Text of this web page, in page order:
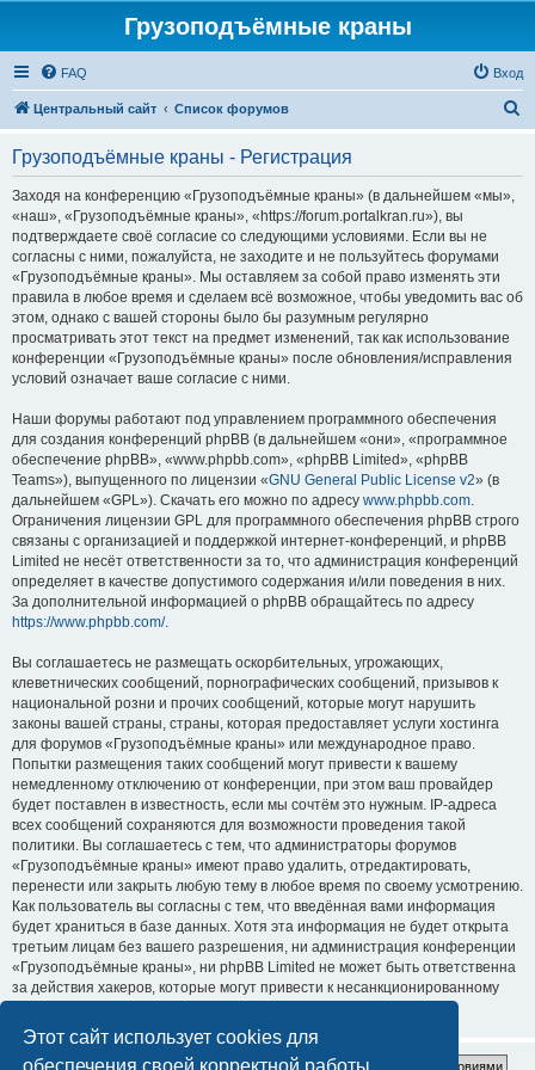
Этот сайт использует cookies для
обеспечения своей корректной работы.
Грузоподъёмные краны
FAQ Вход
Центральный сайт Список форумов
Грузоподъёмные краны - Регистрация
Заходя на конференцию «Грузоподъёмные краны» (в дальнейшем «мы»,
«наш», «Грузоподъёмные краны», «https://forum.portalkran.ru»), вы
подтверждаете своё согласие со следующими условиями. Если вы не
согласны с ними, пожалуйста, не заходите и не пользуйтесь форумами
«Грузоподъёмные краны». Мы оставляем за собой право изменять эти
правила в любое время и сделаем всё возможное, чтобы уведомить вас об
этом, однако с вашей стороны было бы разумным регулярно
просматривать этот текст на предмет изменений, так как использование
конференции «Грузоподъёмные краны» после обновления/исправления
условий означает ваше согласие с ними.
Наши форумы работают под управлением программного обеспечения
для создания конференций phpBB (в дальнейшем «они», «программное
обеспечение phpBB», «www.phpbb.com», «phpBB Limited», «phpBB
Teams»), выпущенного по лицензии «GNU General Public License v2» (в
дальнейшем «GPL»). Скачать его можно по адресу www.phpbb.com.
Ограничения лицензии GPL для программного обеспечения phpBB строго
связаны с организацией и поддержкой интернет-конференций, и phpBB
Limited не несёт ответственности за то, что администрация конференций
определяет в качестве допустимого содержания и/или поведения в них.
За дополнительной информацией о phpBB обращайтесь по адресу
https://www.phpbb.com/.
Вы соглашаетесь не размещать оскорбительных, угрожающих,
клеветнических сообщений, порнографических сообщений, призывов к
национальной розни и прочих сообщений, которые могут нарушить
законы вашей страны, страны, которая предоставляет услуги хостинга
для форумов «Грузоподъёмные краны» или международное право.
Попытки размещения таких сообщений могут привести к вашему
немедленному отключению от конференции, при этом ваш провайдер
будет поставлен в известность, если мы сочтём это нужным. IP-адреса
всех сообщений сохраняются для возможности проведения такой
политики. Вы соглашаетесь с тем, что администраторы форумов
«Грузоподъёмные краны» имеют право удалить, отредактировать,
перенести или закрыть любую тему в любое время по своему усмотрению.
Как пользователь вы согласны с тем, что введённая вами информация
будет храниться в базе данных. Хотя эта информация не будет открыта
третьим лицам без вашего разрешения, ни администрация конференции
«Грузоподъёмные краны», ни phpBB Limited не может быть ответственна
за действия хакеров, которые могут привести к несанкционированному